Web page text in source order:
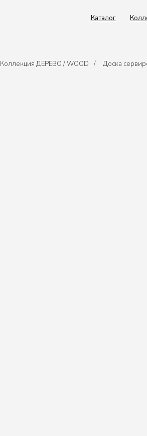
Коллекции
Коллекция ДЕРЕВО / WOOD / Доска